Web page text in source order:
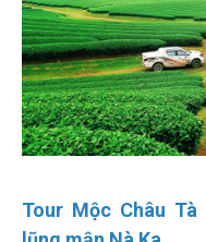
Tour Mộc Châu